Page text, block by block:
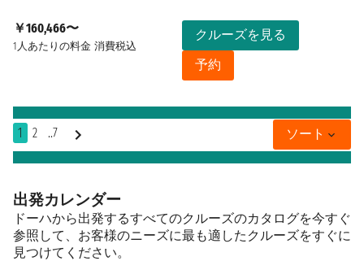
￥160,466〜
1人あたりの料金 消費税込
クルーズを見る
予約
1 2 ..7 ソート
出発カレンダー
ドーハから出発するすべてのクルーズのカタログを今すぐ
参照して、お客様のニーズに最も適したクルーズをすぐに
見つけてください。